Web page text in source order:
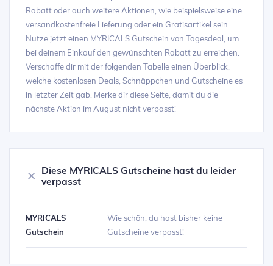
Rabatt oder auch weitere Aktionen, wie beispielsweise eine
versandkostenfreie Lieferung oder ein Gratisartikel sein.
Nutze jetzt einen MYRICALS Gutschein von Tagesdeal, um
bei deinem Einkauf den gewünschten Rabatt zu erreichen.
Verschaffe dir mit der folgenden Tabelle einen Überblick,
welche kostenlosen Deals, Schnäppchen und Gutscheine es
in letzter Zeit gab. Merke dir diese Seite, damit du die
nächste Aktion im August nicht verpasst!
Diese MYRICALS Gutscheine hast du leider
verpasst
MYRICALS
Gutschein
Wie schön, du hast bisher keine
Gutscheine verpasst!